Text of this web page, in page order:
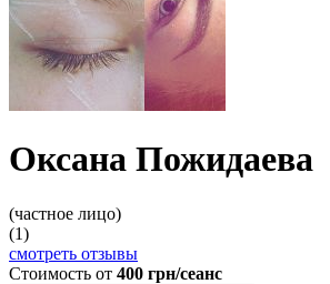
Оксана Пожидаева
(частное лицо)
(1)
смотреть отзывы
Стоимость от 400 грн/сеанс